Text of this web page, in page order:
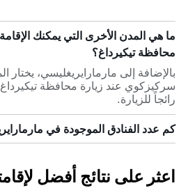
ما هي المدن الأخرى التي يمكنك
محافظة تيكيرداغ؟
بالإضافة إلى مارمارايريغليسي، يختار
سركيزكوي عند زيارة محافظة تيكيرداغ.
رائجاً للزيارة.
كم عدد الفنادق الموجودة في
اعثر على نتائج أفضل